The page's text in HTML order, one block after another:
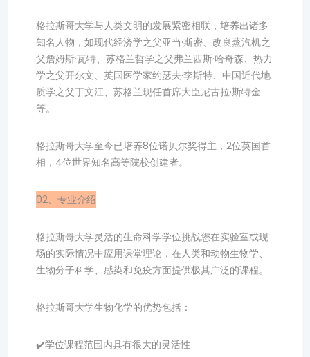
格拉斯哥大学与人类文明的发展紧密相联，培养出诸多
知名人物，如现代经济学之父亚当·斯密、改良蒸汽机之
父詹姆斯·瓦特、苏格兰哲学之父弗兰西斯·哈奇森、热力
学之父开尔文、英国医学家约瑟夫·李斯特、中国近代地
质学之父丁文江、苏格兰现任首席大臣尼古拉·斯特金
等。
格拉斯哥大学至今已培养8位诺贝尔奖得主，2位英国首
相，4位世界知名高等院校创建者。
02、专业介绍
格拉斯哥大学灵活的生命科学学位挑战您在实验室或现
场的实际情况中应用课堂理论，在人类和动物生物学、
生物分子科学、感染和免疫方面提供极其广泛的课程。
格拉斯哥大学生物化学的优势包括：
✔️学位课程范围内具有很大的灵活性